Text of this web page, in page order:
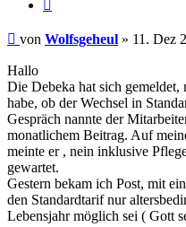
Beitrag
von Wolfsgeheul » 11. Dez
Hallo
Die Debeka hat sich gemeldet,
habe, ob der Wechsel in
Gespräch nannte der
monatlichem Beitrag. Auf
meinte er , nein inklusive
gewartet.
Gestern bekam ich Post, mit
den Standardtarif nur
Lebensjahr möglich sei ( Gott